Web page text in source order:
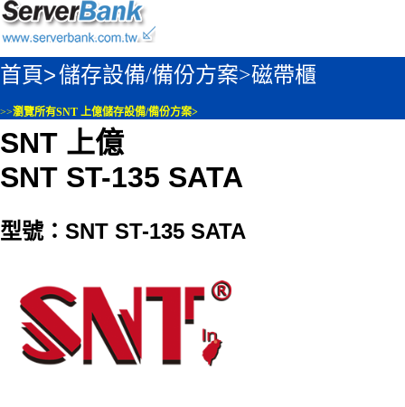
首頁>儲存設備/備份方案>磁帶櫃
>>瀏覽所有SNT 上億儲存設備/備份方案>
SNT 上億
SNT ST-135 SATA
型號：SNT ST-135 SATA